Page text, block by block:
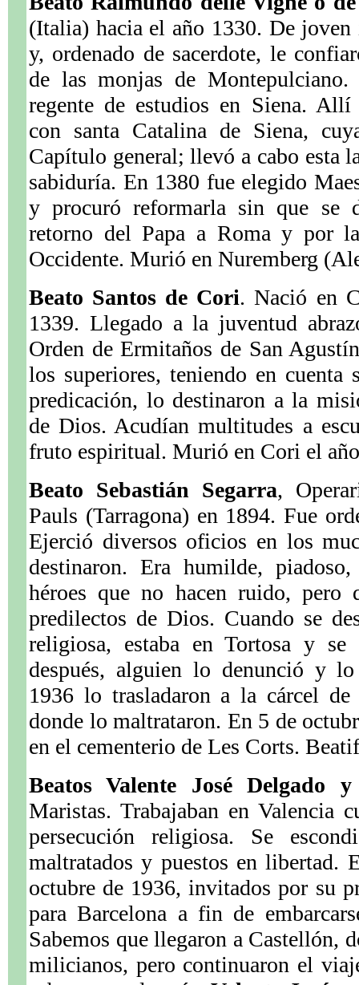
(Italia) hacia el año 1330. De
y, ordenado de sacerdote, le
de las monjas de
regente de estudios en Siena. Allí
con santa Catalina de Siena,
Capítulo general; llevó a cabo esta
sabiduría. En 1380 fue elegido
y procuró reformarla sin que se
retorno del Papa a Roma y por
Occidente. Murió en Nuremberg
Beato Santos de Cori. Nació en
1339. Llegado a la juventud
Orden de Ermitaños de San
los superiores, teniendo en cuenta
predicación, lo destinaron a la
de Dios. Acudían multitudes a
fruto espiritual. Murió en Cori el
Beato Sebastián Segarra,
Pauls (Tarragona) en 1894. Fue
Ejerció diversos oficios en los
destinaron. Era humilde,
héroes que no hacen ruido, pero
predilectos de Dios. Cuando se
religiosa, estaba en Tortosa y
después, alguien lo denunció y
1936 lo trasladaron a la cárcel
donde lo maltrataron. En 5 de
en el cementerio de Les Corts.
Beatos Valente José Delgado
Maristas. Trabajaban en Valencia
persecución religiosa. Se
maltratados y puestos en libertad.
octubre de 1936, invitados por su
para Barcelona a fin de
Sabemos que llegaron a Castellón,
milicianos, pero continuaron el